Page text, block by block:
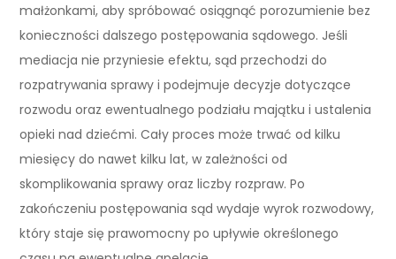
małżonkami, aby spróbować osiągnąć porozumienie bez
konieczności dalszego postępowania sądowego. Jeśli
mediacja nie przyniesie efektu, sąd przechodzi do
rozpatrywania sprawy i podejmuje decyzje dotyczące
rozwodu oraz ewentualnego podziału majątku i ustalenia
opieki nad dziećmi. Cały proces może trwać od kilku
miesięcy do nawet kilku lat, w zależności od
skomplikowania sprawy oraz liczby rozpraw. Po
zakończeniu postępowania sąd wydaje wyrok rozwodowy,
który staje się prawomocny po upływie określonego